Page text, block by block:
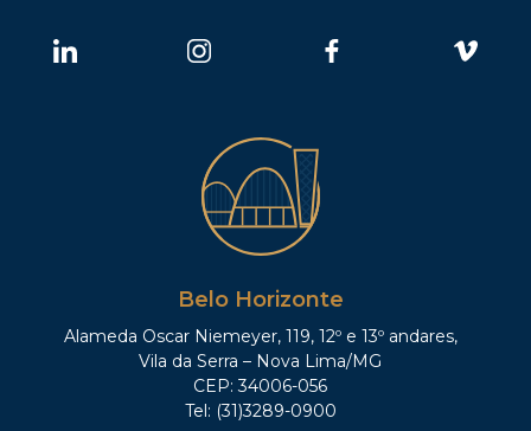
Belo Horizonte
Alameda Oscar Niemeyer, 119, 12º e 13º andares,
Vila da Serra – Nova Lima/MG
CEP: 34006-056
Tel: (31)3289-0900